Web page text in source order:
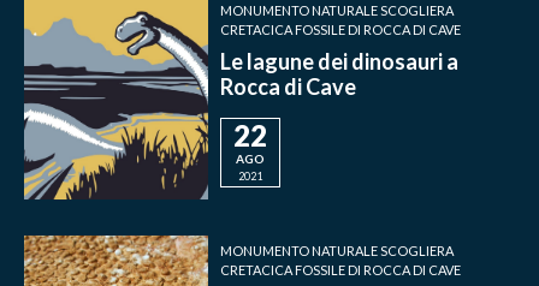
MONUMENTO NATURALE SCOGLIERA
CRETACICA FOSSILE DI ROCCA DI CAVE
Le lagune dei dinosauri a
Rocca di Cave
22
AGO
2021
MONUMENTO NATURALE SCOGLIERA
CRETACICA FOSSILE DI ROCCA DI CAVE